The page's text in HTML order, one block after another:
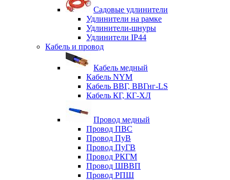
Садовые удлинители
Удлинители на рамке
Удлинители-шнуры
Удлинители IP44
Кабель и провод
Кабель медный
Кабель NYM
Кабель ВВГ, ВВГнг-LS
Кабель КГ, КГ-ХЛ
Провод медный
Провод ПВС
Провод ПуВ
Провод ПуГВ
Провод РКГМ
Провод ШВВП
Провод РПШ